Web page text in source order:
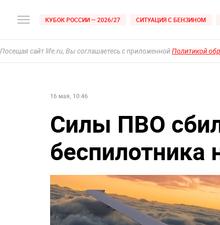
КУБОК РОССИИ — 2026/27 СИТУАЦИЯ С БЕНЗИНОМ
Посещая сайт life.ru, Вы соглашаетесь с приложеннойПолитикой
16 мая, 10:46
Силы ПВО
беспилотника